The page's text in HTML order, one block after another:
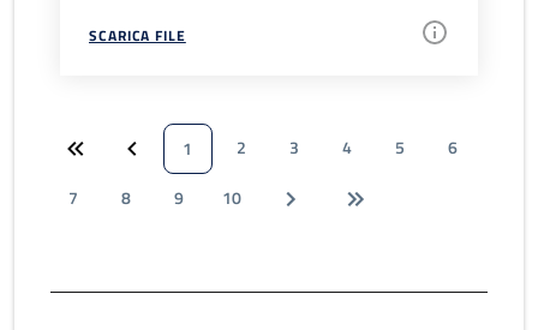
SCARICA FILE
1 2 3 4 5
6
7
8 9 10